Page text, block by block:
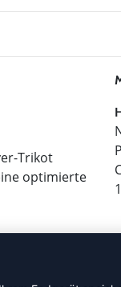
Trikot
optimierte